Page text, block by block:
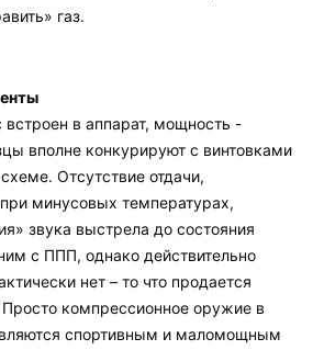
газ.
встроен в аппарат, мощность -
вполне конкурируют с винтовками
Отсутствие отдачи,
минусовых температурах,
звука выстрела до состояния
с ППП, однако действительно
нет – то что продается
компрессионное оружие в
спортивным и маломощным